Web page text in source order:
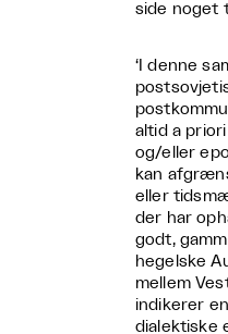
side noget
‘I denne
altid a
og/eller
kan
eller
der har
godt,
hegelske
mellem
indikerer
dialektiske